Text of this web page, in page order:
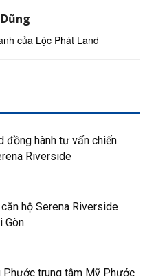
của Lộc Phát Land
đồng hành tư vấn chiến
Riverside
hộ Serena Riverside
Gòn
Phước trung tâm Mỹ Phước